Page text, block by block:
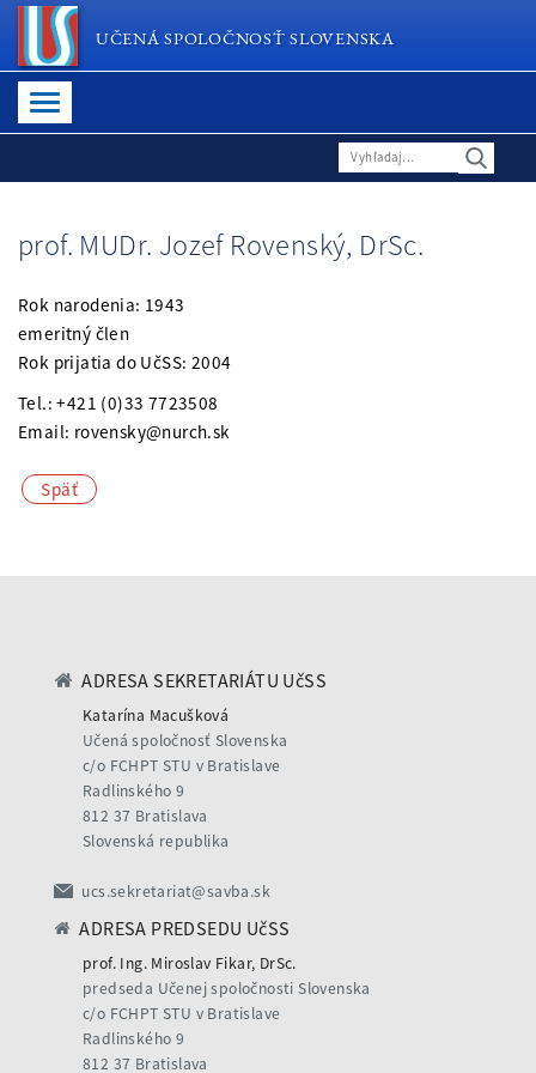
UČENÁ SPOLOČNOSŤ SLOVENSKA
prof. MUDr. Jozef Rovenský, DrSc.
Rok narodenia: 1943
emeritný člen
Rok prijatia do UčSS: 2004
Tel.: +421 (0)33 7723508
Email: rovensky@nurch.sk
Späť
ADRESA SEKRETARIÁTU UčSS
Katarína Macušková
Učená spoločnosť Slovenska
c/o FCHPT STU v Bratislave
Radlinského 9
812 37 Bratislava
Slovenská republika
ucs.sekretariat@savba.sk
ADRESA PREDSEDU UčSS
prof. Ing. Miroslav Fikar, DrSc.
predseda Učenej spoločnosti Slovenska
c/o FCHPT STU v Bratislave
Radlinského 9
812 37 Bratislava